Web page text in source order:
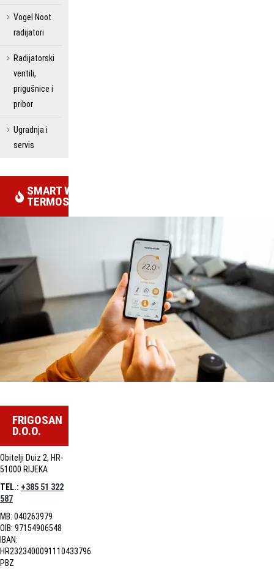
Vogel Noot
radijatori
Radijatorski
ventili,
prigušnice i
pribor
Ugradnja i
servis
SMART WIFI
TERMOSTATI
FRIGOSAN
D.O.O.
Obitelji Duiz 2, HR-
51000 RIJEKA
TEL.: +385 51 322
587
MB: 040263979
OIB: 97154906548
IBAN:
HR2323400091110433796
PBZ